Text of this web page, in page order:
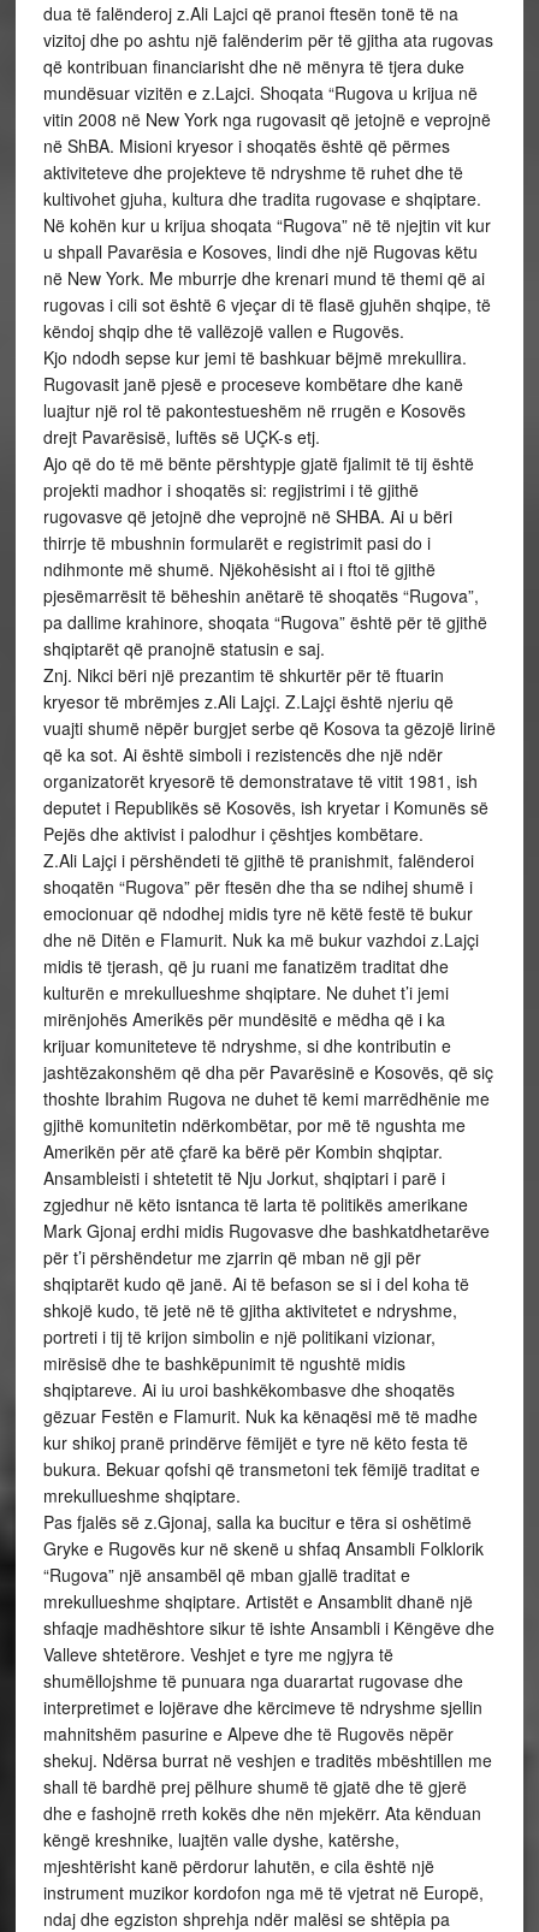
dua të falënderoj z.Ali Lajci që pranoi ftesën tonë të na
vizitoj dhe po ashtu një falënderim për të gjitha ata rugovas
që kontribuan financiarisht dhe në mënyra të tjera duke
mundësuar vizitën e z.Lajci. Shoqata “Rugova u krijua në
vitin 2008 në New York nga rugovasit që jetojnë e veprojnë
në ShBA. Misioni kryesor i shoqatës është që përmes
aktiviteteve dhe projekteve të ndryshme të ruhet dhe të
kultivohet gjuha, kultura dhe tradita rugovase e shqiptare.
Në kohën kur u krijua shoqata “Rugova” në të njejtin vit kur
u shpall Pavarësia e Kosoves, lindi dhe një Rugovas këtu
në New York. Me mburrje dhe krenari mund të themi që ai
rugovas i cili sot është 6 vjeçar di të flasë gjuhën shqipe, të
këndoj shqip dhe të vallëzojë vallen e Rugovës.
Kjo ndodh sepse kur jemi të bashkuar bëjmë mrekullira.
Rugovasit janë pjesë e proceseve kombëtare dhe kanë
luajtur një rol të pakontestueshëm në rrugën e Kosovës
drejt Pavarësisë, luftës së UÇK-s etj.
Ajo që do të më bënte përshtypje gjatë fjalimit të tij është
projekti madhor i shoqatës si: regjistrimi i të gjithë
rugovasve që jetojnë dhe veprojnë në SHBA. Ai u bëri
thirrje të mbushnin formularët e registrimit pasi do i
ndihmonte më shumë. Njëkohësisht ai i ftoi të gjithë
pjesëmarrësit të bëheshin anëtarë të shoqatës “Rugova”,
pa dallime krahinore, shoqata “Rugova” është për të gjithë
shqiptarët që pranojnë statusin e saj.
Znj. Nikci bëri një prezantim të shkurtër për të ftuarin
kryesor të mbrëmjes z.Ali Lajçi. Z.Lajçi është njeriu që
vuajti shumë nëpër burgjet serbe që Kosova ta gëzojë lirinë
që ka sot. Ai është simboli i rezistencës dhe një ndër
organizatorët kryesorë të demonstratave të vitit 1981, ish
deputet i Republikës së Kosovës, ish kryetar i Komunës së
Pejës dhe aktivist i palodhur i çështjes kombëtare.
Z.Ali Lajçi i përshëndeti të gjithë të pranishmit, falënderoi
shoqatën “Rugova” për ftesën dhe tha se ndihej shumë i
emocionuar që ndodhej midis tyre në këtë festë të bukur
dhe në Ditën e Flamurit. Nuk ka më bukur vazhdoi z.Lajçi
midis të tjerash, që ju ruani me fanatizëm traditat dhe
kulturën e mrekullueshme shqiptare. Ne duhet t’i jemi
mirënjohës Amerikës për mundësitë e mëdha që i ka
krijuar komuniteteve të ndryshme, si dhe kontributin e
jashtëzakonshëm që dha për Pavarësinë e Kosovës, që siç
thoshte Ibrahim Rugova ne duhet të kemi marrëdhënie me
gjithë komunitetin ndërkombëtar, por më të ngushta me
Amerikën për atë çfarë ka bërë për Kombin shqiptar.
Ansambleisti i shtetetit të Nju Jorkut, shqiptari i parë i
zgjedhur në këto isntanca të larta të politikës amerikane
Mark Gjonaj erdhi midis Rugovasve dhe bashkatdhetarëve
për t’i përshëndetur me zjarrin që mban në gji për
shqiptarët kudo që janë. Ai të befason se si i del koha të
shkojë kudo, të jetë në të gjitha aktivitetet e ndryshme,
portreti i tij të krijon simbolin e një politikani vizionar,
mirësisë dhe te bashkëpunimit të ngushtë midis
shqiptareve. Ai iu uroi bashkëkombasve dhe shoqatës
gëzuar Festën e Flamurit. Nuk ka kënaqësi më të madhe
kur shikoj pranë prindërve fëmijët e tyre në këto festa të
bukura. Bekuar qofshi që transmetoni tek fëmijë traditat e
mrekullueshme shqiptare.
Pas fjalës së z.Gjonaj, salla ka bucitur e tëra si oshëtimë
Gryke e Rugovës kur në skenë u shfaq Ansambli Folklorik
“Rugova” një ansambël që mban gjallë traditat e
mrekullueshme shqiptare. Artistët e Ansamblit dhanë një
shfaqje madhështore sikur të ishte Ansambli i Këngëve dhe
Valleve shtetërore. Veshjet e tyre me ngjyra të
shumëllojshme të punuara nga duarartat rugovase dhe
interpretimet e lojërave dhe kërcimeve të ndryshme sjellin
mahnitshëm pasurine e Alpeve dhe të Rugovës nëpër
shekuj. Ndërsa burrat në veshjen e traditës mbështillen me
shall të bardhë prej pëlhure shumë të gjatë dhe të gjerë
dhe e fashojnë rreth kokës dhe nën mjekërr. Ata kënduan
këngë kreshnike, luajtën valle dyshe, katërshe,
mjeshtërisht kanë përdorur lahutën, e cila është një
instrument muzikor kordofon nga më të vjetrat në Europë,
ndaj dhe egziston shprehja ndër malësi se shtëpia pa